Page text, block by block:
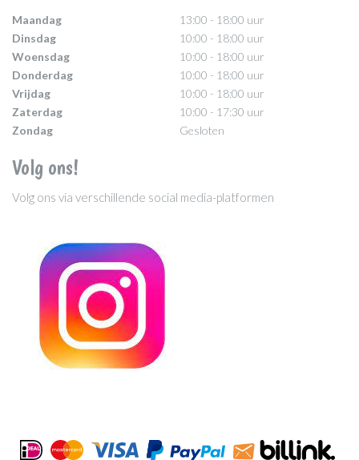
Maandag
13:00 - 18:00 uur
Dinsdag
10:00 - 18:00 uur
Woensdag
10:00 - 18:00 uur
Donderdag
10:00 - 18:00 uur
Vrijdag
10:00 - 18:00 uur
Zaterdag
10:00 - 17:30 uur
Zondag
Gesloten
Volg ons!
Volg ons via verschillende social media-platformen